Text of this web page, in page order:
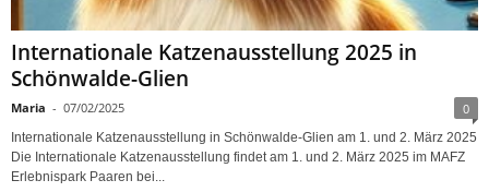
Internationale Katzenausstellung 2025 in
Schönwalde-Glien
Maria - 07/02/2025 0
Internationale Katzenausstellung in Schönwalde-Glien am 1. und 2. März 2025
Die Internationale Katzenausstellung findet am 1. und 2. März 2025 im MAFZ
Erlebnispark Paaren bei...